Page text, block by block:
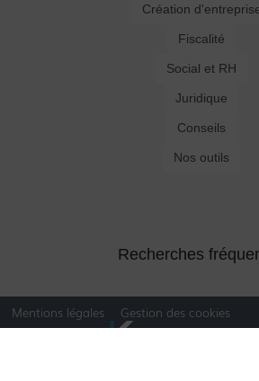
Création
Fiscalité
Social et RH
Juridique
Conseils
Nos outils
Recherches
Mentions légales
Gestion des cookies